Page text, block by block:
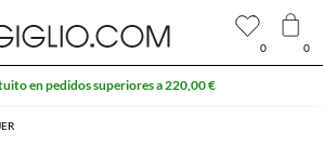
0 0
en pedidos superiores a 220,00 €